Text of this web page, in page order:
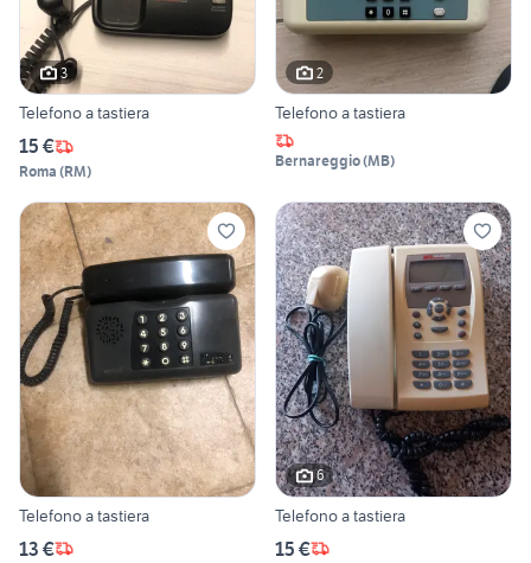
3
Telefono a tastiera
15 €
Roma (RM)
2
Telefono a tastiera
Bernareggio(MB)
Telefono a tastiera
13 €
6
Telefono a tastiera
15 €